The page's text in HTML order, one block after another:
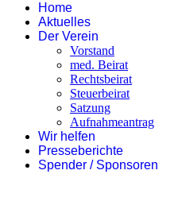
Home
Aktuelles
Der Verein
Vorstand
med. Beirat
Rechtsbeirat
Steuerbeirat
Satzung
Aufnahmeantrag
Wir helfen
Presseberichte
Spender / Sponsoren